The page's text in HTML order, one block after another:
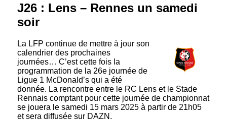
J26 : Lens – Rennes un samedi
soir
La LFP continue de mettre à jour son
calendrier des prochaines
journées… C’est cette fois la
programmation de la 26e journée de
Ligue 1 McDonald’s qui a été
donnée. La rencontre entre le RC Lens et le Stade
Rennais comptant pour cette journée de championnat
se jouera le samedi 15 mars 2025 à partir de 21h05
et sera diffusée sur DAZN.